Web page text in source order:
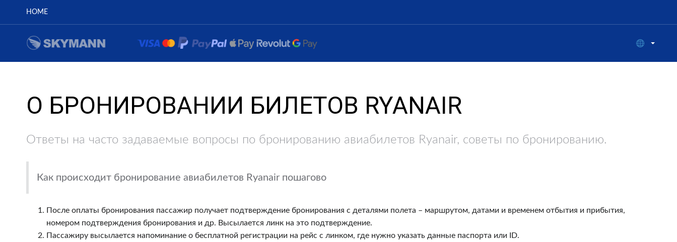
HOME
О БРОНИРОВАНИИ БИЛЕТОВ RYANAIR
Ответы на часто задаваемые вопросы по бронированию авиабилетов Ryanair, советы по бронированию.
Как происходит бронирование авиабилетов Ryanair пошагово
После оплаты бронирования пассажир получает подтверждение бронирования с деталями полета – маршрутом, датами и временем отбытия и прибытия,
номером подтверждения бронирования и др. Высылается линк на это подтверждение.
Пассажиру высылается напоминание о бесплатной регистрации на рейс с линком, где нужно указать данные паспорта или ID.